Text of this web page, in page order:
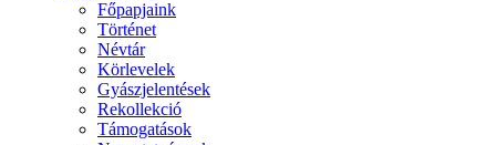
Főpapjaink
Történet
Névtár
Körlevelek
Gyászjelentések
Rekollekció
Támogatások